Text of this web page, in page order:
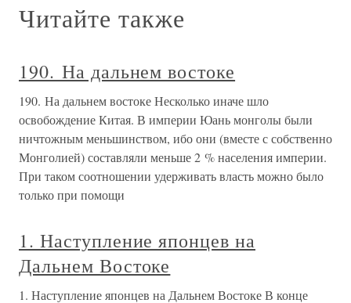
Читайте также
190. На дальнем востоке
190. На дальнем востоке Несколько иначе шло
освобождение Китая. В империи Юань монголы были
ничтожным меньшинством, ибо они (вместе с собственно
Монголией) составляли меньше 2 % населения империи.
При таком соотношении удерживать власть можно было
только при помощи
1. Наступление японцев на
Дальнем Востоке
1. Наступление японцев на Дальнем Востоке В конце